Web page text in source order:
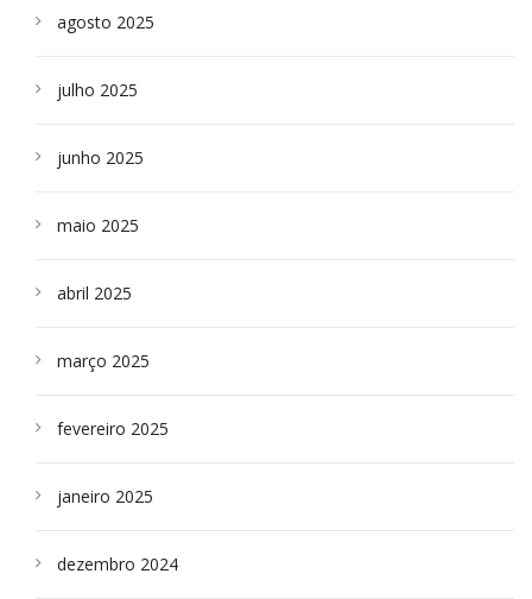
agosto 2025
julho 2025
junho 2025
maio 2025
abril 2025
março 2025
fevereiro 2025
janeiro 2025
dezembro 2024